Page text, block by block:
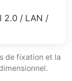
2.0 / LAN /
de fixation et la